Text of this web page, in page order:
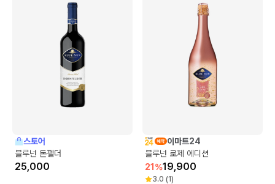
스토어
블루넌 돈펠더
25,000
이마트24
블루넌 로제 에디션
21 %19,900
3.0 (1)